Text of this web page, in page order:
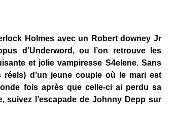
Holmes avec un Robert downey Jr
d’Underword, ou l’on retrouve les
et jolie vampiresse S4elene. Sans
d’un jeune couple où le mari est
fois après que celle-ci ai perdu sa
suivez l’escapade de Johnny Depp sur